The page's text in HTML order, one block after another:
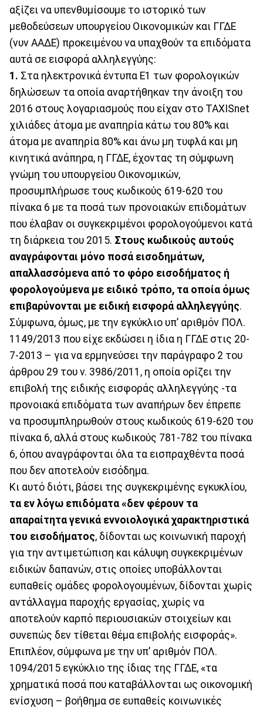
αξίζει να υπενθυμίσουμε το ιστορικό των
μεθοδεύσεων υπουργείου Οικονομικών και ΓΓΔΕ
(νυν ΑΑΔΕ) προκειμένου να υπαχθούν τα επιδόματα
αυτά σε εισφορά αλληλεγγύης:
1. Στα ηλεκτρονικά έντυπα Ε1 των φορολογικών
δηλώσεων τα οποία αναρτήθηκαν την άνοιξη του
2016 στους λογαριασμούς που είχαν στο ΤΑXISnet
χιλιάδες άτομα με αναπηρία κάτω του 80% και
άτομα με αναπηρία 80% και άνω μη τυφλά και μη
κινητικά ανάπηρα, η ΓΓΔΕ, έχοντας τη σύμφωνη
γνώμη του υπουργείου Οικονομικών,
προσυμπλήρωσε τους κωδικούς 619-620 του
πίνακα 6 με τα ποσά των προνοιακών επιδομάτων
που έλαβαν οι συγκεκριμένοι φορολογούμενοι κατά
τη διάρκεια του 2015. Στους κωδικούς αυτούς
αναγράφονται μόνο ποσά εισοδημάτων,
απαλλασσόμενα από το φόρο εισοδήματος ή
φορολογούμενα με ειδικό τρόπο, τα οποία όμως
επιβαρύνονται με ειδική εισφορά αλληλεγγύης.
Σύμφωνα, όμως, με την εγκύκλιο υπ’ αριθμόν ΠΟΛ.
1149/2013 που είχε εκδώσει η ίδια η ΓΓΔΕ στις 20-
7-2013 – για να ερμηνεύσει την παράγραφο 2 του
άρθρου 29 του ν. 3986/2011, η οποία ορίζει την
επιβολή της ειδικής εισφοράς αλληλεγγύης -τα
προνοιακά επιδόματα των αναπήρων δεν έπρεπε
να προσυμπληρωθούν στους κωδικούς 619-620 του
πίνακα 6, αλλά στους κωδικούς 781-782 του πίνακα
6, όπου αναγράφονται όλα τα εισπραχθέντα ποσά
που δεν αποτελούν εισόδημα.
Κι αυτό διότι, βάσει της συγκεκριμένης εγκυκλίου,
τα εν λόγω επιδόματα «δεν φέρουν τα
απαραίτητα γενικά εννοιολογικά χαρακτηριστικά
του εισοδήματος, δίδονται ως κοινωνική παροχή
για την αντιμετώπιση και κάλυψη συγκεκριμένων
ειδικών δαπανών, στις οποίες υποβάλλονται
ευπαθείς ομάδες φορολογουμένων, δίδονται χωρίς
αντάλλαγμα παροχής εργασίας, χωρίς να
αποτελούν καρπό περιουσιακών στοιχείων και
συνεπώς δεν τίθεται θέμα επιβολής εισφοράς».
Επιπλέον, σύμφωνα με την υπ’ αριθμόν ΠΟΛ.
1094/2015 εγκύκλιο της ίδιας της ΓΓΔΕ, «τα
χρηματικά ποσά που καταβάλλονται ως οικονομική
ενίσχυση – βοήθημα σε ευπαθείς κοινωνικές